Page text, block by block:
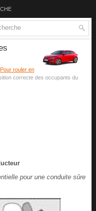
Pour rouler en
correcte des occupants du
pour une conduite sûre